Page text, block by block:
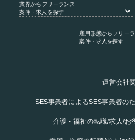
業界からフリーランス
案件・求人を探す
雇用形態からフリーラ
案件・求人を探す
運営会社
SES事業者によるSES事業者の
介護・福祉の転職/求人/お